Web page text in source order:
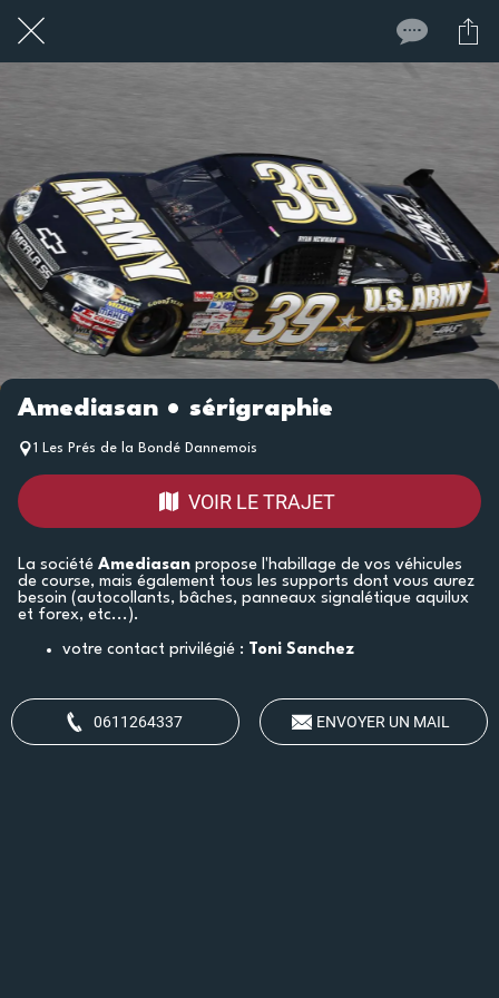
Amediasan • sérigraphie
1 Les Prés de la Bondé Dannemois
VOIR LE TRAJET
La société Amediasan propose l'habillage de vos véhicules
de course, mais également tous les supports dont vous aurez
besoin (autocollants, bâches, panneaux signalétique aquilux
et forex, etc...).
votre contact privilégié : Toni Sanchez
0611264337 ENVOYER UN MAIL